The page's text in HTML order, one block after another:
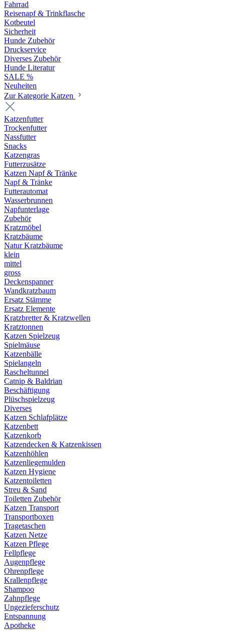
Fahrrad
Reisenapf & Trinkflasche
Kotbeutel
Sicherheit
Hunde Zubehör
Druckservice
Diverses Zubehör
Hunde Literatur
SALE %
Neuheiten
Zur Kategorie Katzen
Katzenfutter
Trockenfutter
Nassfutter
Snacks
Katzengras
Futterzusätze
Katzen Napf & Tränke
Napf & Tränke
Futterautomat
Wasserbrunnen
Napfunterlage
Zubehör
Kratzmöbel
Kratzbäume
Natur Kratzbäume
klein
mittel
gross
Deckenspanner
Wandkratzbaum
Ersatz Stämme
Ersatz Elemente
Kratzbretter & Kratzwellen
Kratztonnen
Katzen Spielzeug
Spielmäuse
Katzenbälle
Spielangeln
Rascheltunnel
Catnip & Baldrian
Beschäftigung
Plüschspielzeug
Diverses
Katzen Schlafplätze
Katzenbett
Katzenkorb
Katzendecken & Katzenkissen
Katzenhöhlen
Katzenliegemulden
Katzen Hygiene
Katzentoiletten
Streu & Sand
Toiletten Zubehör
Katzen Transport
Transportboxen
Tragetaschen
Katzen Netze
Katzen Pflege
Fellpflege
Augenpflege
Ohrenpflege
Krallenpflege
Shampoo
Zahnpflege
Ungezieferschutz
Entspannung
Apotheke